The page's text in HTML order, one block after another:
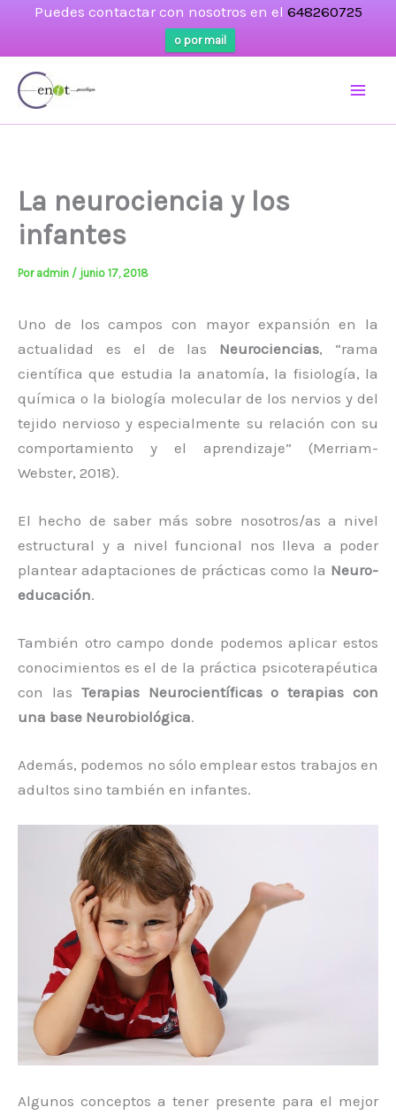
Puedes contactar con nosotros en el 648260725
o por mail
La neurociencia y los
infantes
Por admin / junio 17, 2018
Uno de los campos con mayor expansión en la
actualidad es el de las Neurociencias, “rama
científica que estudia la anatomía, la fisiología, la
química o la biología molecular de los nervios y del
tejido nervioso y especialmente su relación con su
comportamiento y el aprendizaje” (Merriam-
Webster, 2018).
El hecho de saber más sobre nosotros/as a nivel
estructural y a nivel funcional nos lleva a poder
plantear adaptaciones de prácticas como la Neuro-
educación.
También otro campo donde podemos aplicar estos
conocimientos es el de la práctica psicoterapéutica
con las Terapias Neurocientíficas o terapias con
una base Neurobiológica.
Además, podemos no sólo emplear estos trabajos en
adultos sino también en infantes.
Algunos conceptos a tener presente para el mejor